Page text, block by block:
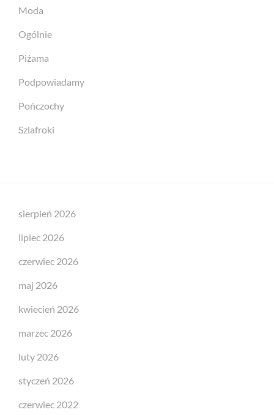
Moda
Ogólnie
Piżama
Podpowiadamy
Pończochy
Szlafroki
sierpień 2026
lipiec 2026
czerwiec 2026
maj 2026
kwiecień 2026
marzec 2026
luty 2026
styczeń 2026
czerwiec 2022